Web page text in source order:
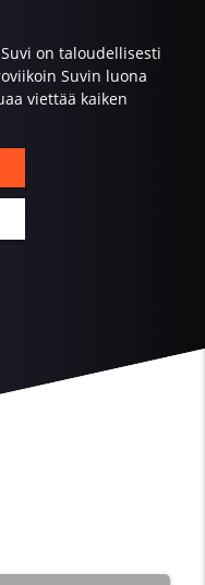
on taloudellisesti
Suvin luona
viettää kaiken